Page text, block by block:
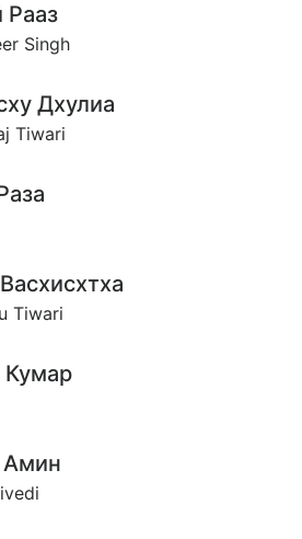
Singh
Дхулиа
Tiwari
Tiwari
Амин